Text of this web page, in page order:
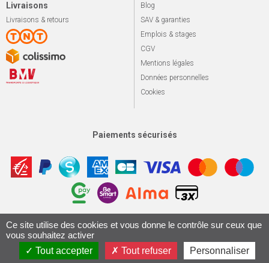
Livraisons
Livraisons & retours
Blog
SAV & garanties
Emplois & stages
CGV
Mentions légales
Données personnelles
Cookies
Paiements sécurisés
© 2026 Le marché du vélo Tous droits réservés. Apotekisto,
Conception & Réalisation 161.io
Ce site utilise des cookies et vous donne le contrôle sur ceux que
vous souhaitez activer
Tout accepter
Tout refuser
Personnaliser